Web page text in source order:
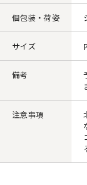
個包装・荷姿
サイズ
備考
注意事項